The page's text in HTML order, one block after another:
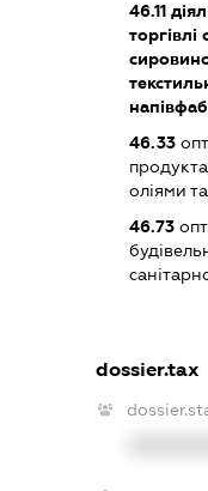
46.11
46.33
оліями
46.73
dossier.tax